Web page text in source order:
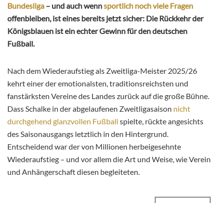
Bundesliga – und auch wennsportlich noch viele Fragen
offenbleiben, ist eines bereits jetzt sicher: Die Rückkehr der
Königsblauen ist ein echter Gewinn für den deutschen
Fußball.
Nach dem Wiederaufstieg als Zweitliga-Meister 2025/26
kehrt einer der emotionalsten, traditionsreichsten und
fanstärksten Vereine des Landes zurück auf die große Bühne.
Dass Schalke in der abgelaufenen Zweitligasaison nicht
durchgehend glanzvollen Fußball spielte, rückte angesichts
des Saisonausgangs letztlich in den Hintergrund.
Entscheidend war der von Millionen herbeigesehnte
Wiederaufstieg – und vor allem die Art und Weise, wie Verein
und Anhängerschaft diesen begleiteten.